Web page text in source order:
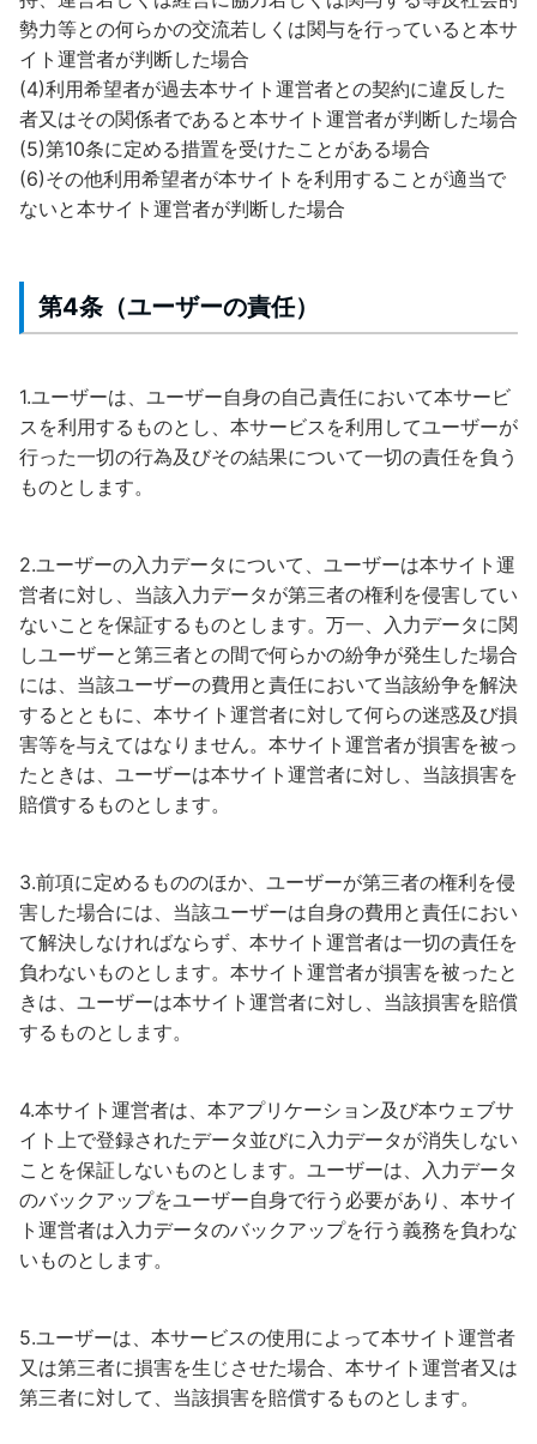
勢力等との何らかの交流若しくは関与を行っていると本サ
イト運営者が判断した場合
(4)利用希望者が過去本サイト運営者との契約に違反した
者又はその関係者であると本サイト運営者が判断した場合
(5)第10条に定める措置を受けたことがある場合
(6)その他利用希望者が本サイトを利用することが適当で
ないと本サイト運営者が判断した場合
第4条（ユーザーの責任）
1.ユーザーは、ユーザー自身の自己責任において本サービ
スを利用するものとし、本サービスを利用してユーザーが
行った一切の行為及びその結果について一切の責任を負う
ものとします。
2.ユーザーの入力データについて、ユーザーは本サイト運
営者に対し、当該入力データが第三者の権利を侵害してい
ないことを保証するものとします。万一、入力データに関
しユーザーと第三者との間で何らかの紛争が発生した場合
には、当該ユーザーの費用と責任において当該紛争を解決
するとともに、本サイト運営者に対して何らの迷惑及び損
害等を与えてはなりません。本サイト運営者が損害を被っ
たときは、ユーザーは本サイト運営者に対し、当該損害を
賠償するものとします。
3.前項に定めるもののほか、ユーザーが第三者の権利を侵
害した場合には、当該ユーザーは自身の費用と責任におい
て解決しなければならず、本サイト運営者は一切の責任を
負わないものとします。本サイト運営者が損害を被ったと
きは、ユーザーは本サイト運営者に対し、当該損害を賠償
するものとします。
4.本サイト運営者は、本アプリケーション及び本ウェブサ
イト上で登録されたデータ並びに入力データが消失しない
ことを保証しないものとします。ユーザーは、入力データ
のバックアップをユーザー自身で行う必要があり、本サイ
ト運営者は入力データのバックアップを行う義務を負わな
いものとします。
5.ユーザーは、本サービスの使用によって本サイト運営者
又は第三者に損害を生じさせた場合、本サイト運営者又は
第三者に対して、当該損害を賠償するものとします。